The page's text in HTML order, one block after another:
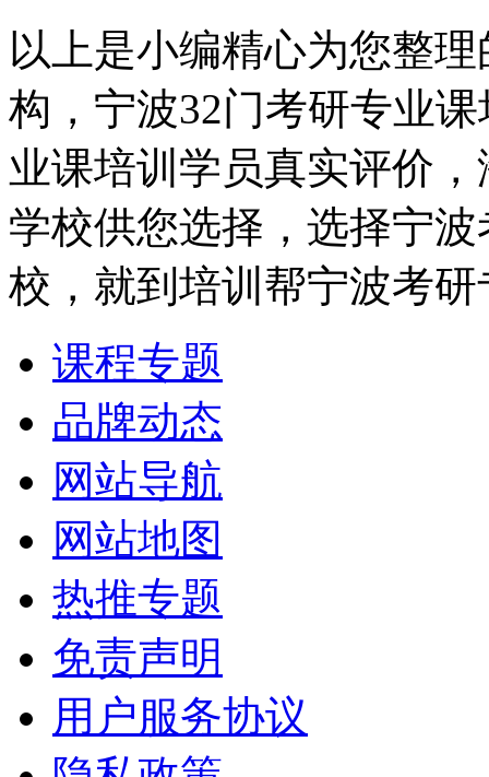
以上是小编精心为您整
构，宁波32门考研专业
业课培训学员真实评价
学校供您选择，选择宁
校，就到培训帮宁波考
课程专题
品牌动态
网站导航
网站地图
热推专题
免责声明
用户服务协议